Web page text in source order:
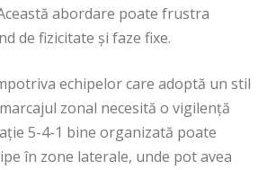
abordare poate frustra
de fizicitate și faze fixe.
echipelor care adoptă un stil
zonal necesită o vigilență
5-4-1 bine organizată poate
în zone laterale, unde pot avea